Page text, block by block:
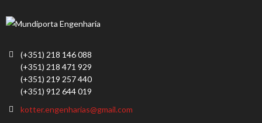
(+351) 218 146 088
(+351) 218 471 929
(+351) 219 257 440
(+351) 912 644 019
kotter.engenharias@gmail.com